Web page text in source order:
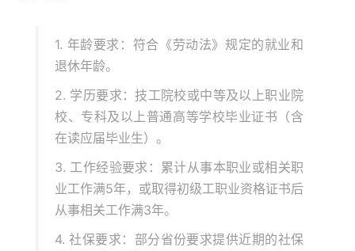
1. 年龄要求：符合《劳动法》规定的就业和
退休年龄。
2. 学历要求：技工院校或中等及以上职业院
校、专科及以上普通高等学校毕业证书（含
在读应届毕业生）。
3. 工作经验要求：累计从事本职业或相关职
业工作满5年，或取得初级工职业资格证书后
从事相关工作满3年。
4. 社保要求：部分省份要求提供近期的社保